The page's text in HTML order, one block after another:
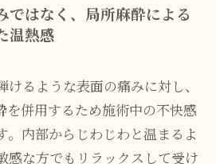
ではなく、局所麻酔による
温熱感
るような表面の痛みに対し、
を併用するため施術中の不快感
。内部からじわじわと温まるよ
感な方でもリラックスして受け